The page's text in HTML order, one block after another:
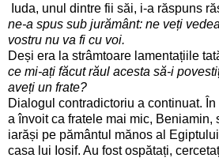
Iuda, unul dintre fii săi, i-a răspuns
ne-a spus sub jurământ: ne veți
vostru nu va fi cu voi.
Deși era la strâmtoare lamentațiile
ce mi-ați făcut răul acesta să-i
aveți un frate?
Dialogul contradictoriu a continuat.
a învoit ca fratele mai mic,
iarăși pe pământul mănos al
casa lui Iosif. Au fost ospătați,